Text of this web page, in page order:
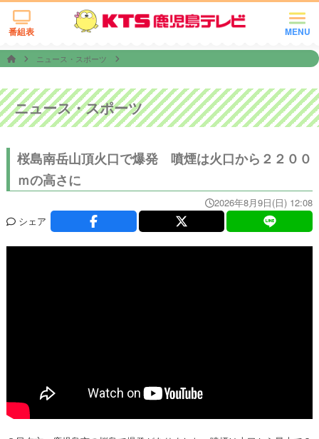
MENU
番組表
ニュース・スポーツ
ニュース・スポーツ
桜島南岳山頂火口で爆発 噴煙は火口から２２００
ｍの高さに
2026年8月9日(日) 12:08
シェア